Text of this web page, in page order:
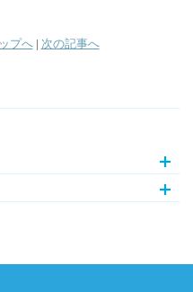
プへ| 次の記事へ